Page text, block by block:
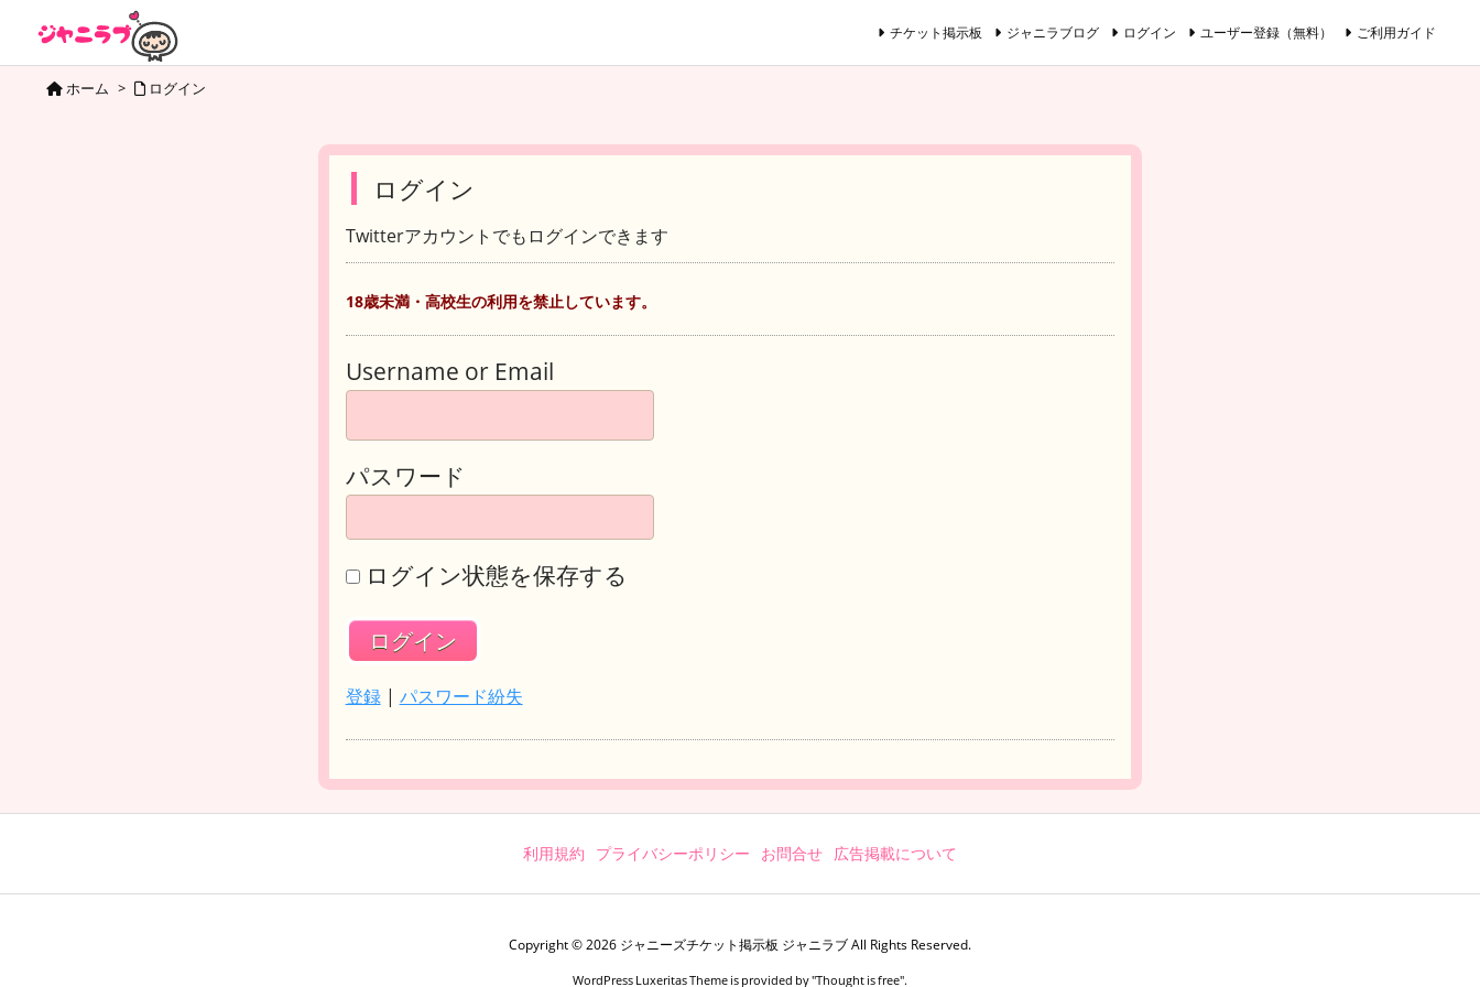
チケット掲示板 ジャニラブログ ログイン ユーザー登録（無料） ご利用ガイド
ホーム > ログイン
ログイン
Twitterアカウントでもログインできます
18歳未満・高校生の利用を禁止しています。
Username or Email
パスワード
ログイン状態を保存する
登録| パスワード紛失
利用規約 プライバシーポリシー お問合せ 広告掲載について
Copyright ©2026 ジャニーズチケット掲示板 ジャニラブAll Rights Reserved.
WordPress Luxeritas Theme is provided by "Thought is free".